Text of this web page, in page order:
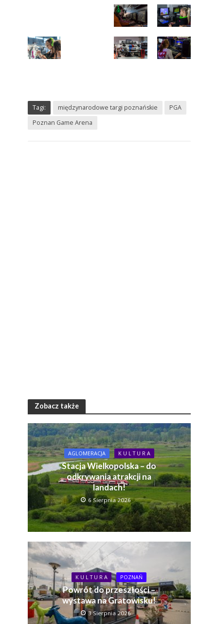
Tagi: międzynarodowe targi poznańskie
PGA
Poznan Game Arena
Zobacz także
AGLOMERACJA K U L T U R A
Stacja Wielkopolska – do
odkrywania atrakcji na
landach!
6 Sierpnia 2026
K U L T U R A POZNAŃ
Powrót do przeszłości –
wystawa na Gratowisku!
3 Sierpnia 2026